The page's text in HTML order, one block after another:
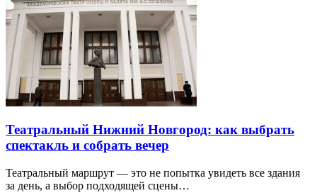
Театральный Нижний Новгород: как выбрать
спектакль и собрать вечер
Театральный маршрут — это не попытка увидеть все здания
за день, а выбор подходящей сцены…